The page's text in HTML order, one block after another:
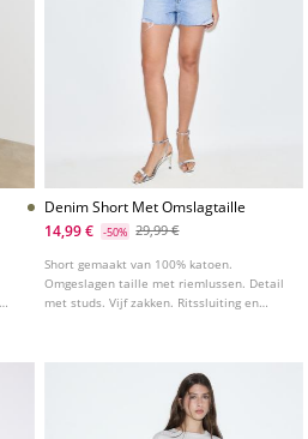
Denim Short Met Omslagtaille
14,99 €
-50% 29,99 €
Short gemaakt van 100% katoen.
Omgeslagen taille met riemlussen. Detail
met studs. Vijf zakken. Ritssluiting en